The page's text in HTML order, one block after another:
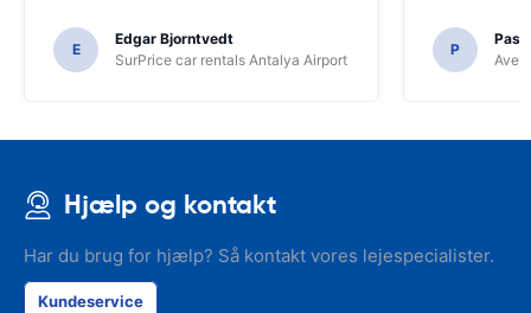
E
Edgar Bjorntvedt
SurPrice car rentals Antalya Airport
P
Avec
Hjælp og kontakt
Har du brug for hjælp? Så kontakt vores lejespecialister.
Kundeservice